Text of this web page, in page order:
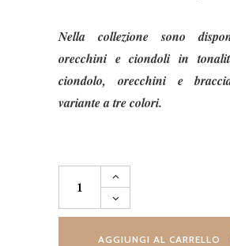
Nella collezione sono
orecchini e ciondoli in
ciondolo, orecchini e
variante a tre colori.
Orecchino
Singolo
Essenza
Giallo
quantità
AGGIUNGI AL CARRELLO